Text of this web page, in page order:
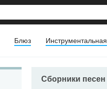
Блюз Инструментальная
Сборники песен